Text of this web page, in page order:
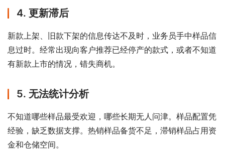
4. 更新滞后
新款上架、旧款下架的信息传达不及时，业务员手中样品信
息过时。经常出现向客户推荐已经停产的款式，或者不知道
有新款上市的情况，错失商机。
5. 无法统计分析
不知道哪些样品最受欢迎，哪些长期无人问津。样品配置凭
经验，缺乏数据支撑。热销样品备货不足，滞销样品占用资
金和仓储空间。